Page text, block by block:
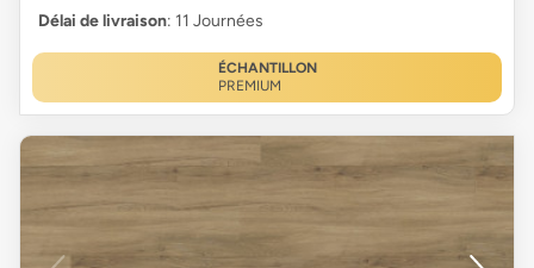
Délai de livraison: 11 Journées
ÉCHANTILLON
PREMIUM